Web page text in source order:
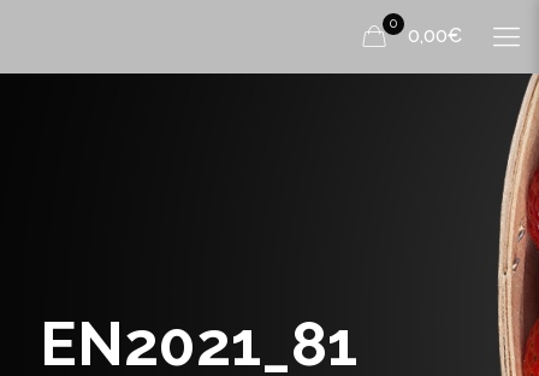
0
0,00€
EN2021_81